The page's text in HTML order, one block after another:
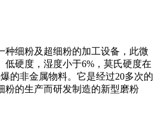
种细粉及超细粉的加工设备，此微
低硬度，湿度小于6%，莫氏硬度在
的非金属物料。它是经过20多次的
粉的生产而研发制造的新型磨粉